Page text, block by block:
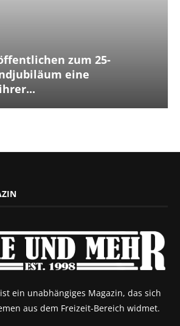
zum 25-
eine
ist ein unabhängiges Magazin, das sich
aus dem Freizeit-Bereich widmet.